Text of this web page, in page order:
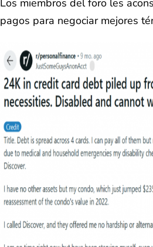
pagos para negociar mejores